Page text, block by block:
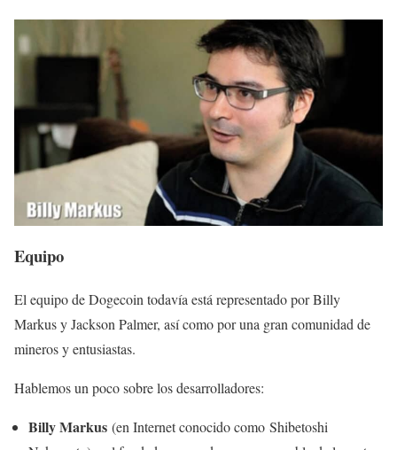
Equipo
El equipo de Dogecoin todavía está representado por Billy
Markus y Jackson Palmer, así como por una gran comunidad de
mineros y entusiastas.
Hablemos un poco sobre los desarrolladores:
Billy Markus (en Internet conocido como Shibetoshi